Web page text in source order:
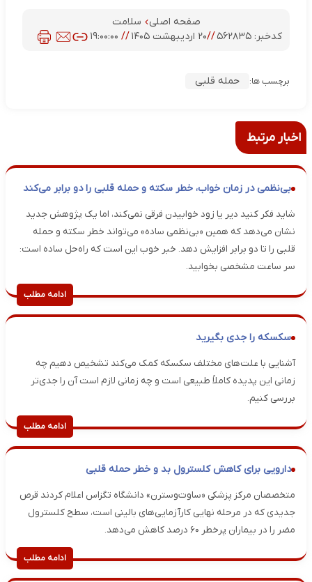
صفحه اصلی
سلامت
کدخبر: ۵۶۲۸۳۵ //۲۰ اردیبهشت ۱۴۰۵ // ۱۹:۰۰:۰۰
برچسب ها: حمله قلبی
اخبار مرتبط
بی‌نظمی در زمان خواب، خطر سکته و حمله قلبی را دو برابر می‌کند
شاید فکر کنید دیر یا زود خوابیدن فرقی نمی‌کند، اما یک پژوهش جدید
نشان می‌دهد که همین «بی‌نظمی ساده» می‌تواند خطر سکته و حمله
قلبی را تا دو برابر افزایش دهد. خبر خوب این است که راه‌حل ساده است:
سر ساعت مشخصی بخوابید.
ادامه مطلب
سکسکه را جدی بگیرید
آشنایی با علت‌های مختلف سکسکه کمک می‌کند تشخیص دهیم چه
زمانی این پدیده کاملاً طبیعی است و چه زمانی لازم است آن را جدی‌تر
بررسی کنیم.
ادامه مطلب
دارویی برای کاهش کلسترول بد و خطر حمله قلبی
متخصصان مرکز پزشکی «ساوت‌وسترن» دانشگاه تگزاس اعلام کردند قرص
جدیدی که در مرحله نهایی کارآزمایی‌های بالینی است، سطح کلسترول
مضر را در بیماران پرخطر ۶۰ درصد کاهش می‌دهد.
ادامه مطلب